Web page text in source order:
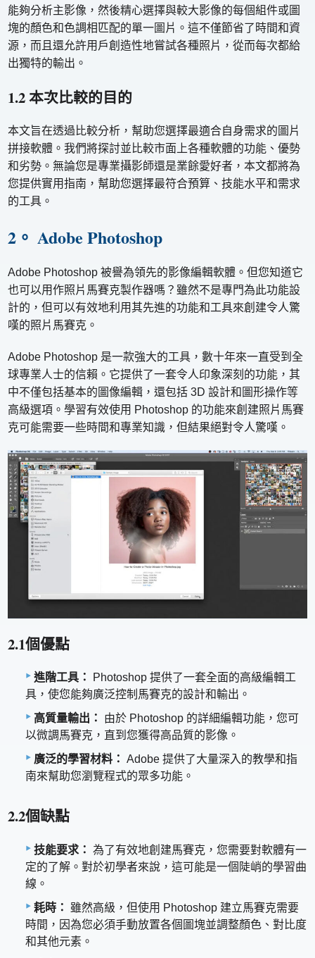
能夠分析主影像，然後精心選擇與較大影像的每個組件或圖
塊的顏色和色調相匹配的單一圖片。這不僅節省了時間和資
源，而且還允許用戶創造性地嘗試各種照片，從而每次都給
出獨特的輸出。
1.2 本次比較的目的
本文旨在透過比較分析，幫助您選擇最適合自身需求的圖片
拼接軟體。我們將探討並比較市面上各種軟體的功能、優勢
和劣勢。無論您是專業攝影師還是業餘愛好者，本文都將為
您提供實用指南，幫助您選擇最符合預算、技能水平和需求
的工具。
2。 Adobe Photoshop
Adobe Photoshop 被譽為領先的影像編輯軟體。但您知道它
也可以用作照片馬賽克製作器嗎？雖然不是專門為此功能設
計的，但可以有效地利用其先進的功能和工具來創建令人驚
嘆的照片馬賽克。
Adobe Photoshop 是一款強大的工具，數十年來一直受到全
球專業人士的信賴。它提供了一套令人印象深刻的功能，其
中不僅包括基本的圖像編輯，還包括 3D 設計和圖形操作等
高級選項。學習有效使用 Photoshop 的功能來創建照片馬賽
克可能需要一些時間和專業知識，但結果絕對令人驚嘆。
2.1個優點
進階工具：
Photoshop 提供了一套全面的高級編輯工
具，使您能夠廣泛控制馬賽克的設計和輸出。
高質量輸出：
由於 Photoshop 的詳細編輯功能，您可
以微調馬賽克，直到您獲得高品質的影像。
廣泛的學習材料： Adobe 提供了大量深入的教學和指
南來幫助您瀏覽程式的眾多功能。
2.2個缺點
技能要求： 為了有效地創建馬賽克，您需要對軟體有一
定的了解。對於初學者來說，這可能是一個陡峭的學習曲
線。
耗時：
雖然高級，但使用 Photoshop 建立馬賽克需要
時間，因為您必須手動放置各個圖塊並調整顏色、對比度
和其他元素。